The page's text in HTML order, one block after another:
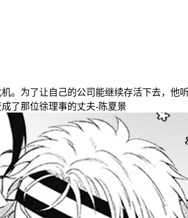
。为了让自己的公司能继续存活下去，
了那位徐理事的丈夫-陈夏景